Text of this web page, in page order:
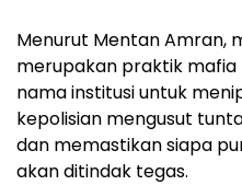
Menurut Mentan Amran,
merupakan praktik
nama institusi untuk
kepolisian mengusut
dan memastikan siapa
akan ditindak tegas.